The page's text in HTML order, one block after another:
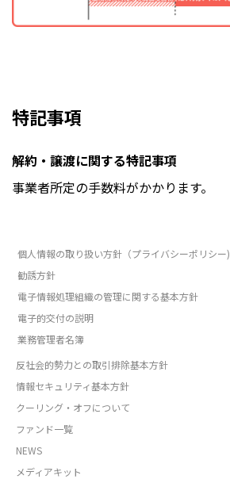
特記事項
解約・譲渡に関する特記事項
事業者所定の手数料がかかります。
個人情報の取り扱い方針（プライバシーポリシー)
勧誘方針
電子情報処理組織の管理に関する基本方針
電子的交付の説明
業務管理者名簿
反社会的勢力との取引排除基本方針
情報セキュリティ基本方針
クーリング・オフについて
ファンド一覧
NEWS
メディアキット